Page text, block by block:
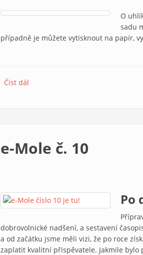
O
sadu
případně je můžete vytisknout na papír,
Číst dál
e-Mole č. 10
Po
dobrovolnické nadšení, a sestavení
a od začátku jsme měli vizi, že po roce
zaplatit kvalitní přispěvatele. Jakmile bylo